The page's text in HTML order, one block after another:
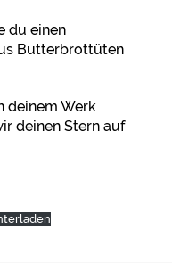
du einen
Butterbrottüten
deinem Werk
deinen Stern auf